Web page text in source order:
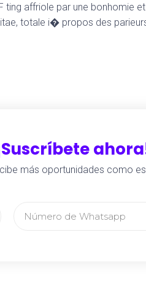
affriole par une bonhomie
totale i� propos des
más oportunidades como